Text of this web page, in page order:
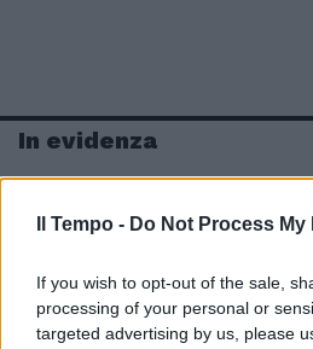
Il Tempo - Do Not Process
If you wish to opt-out of the sale,
processing of your personal or
targeted advertising by us, please
In evidenza